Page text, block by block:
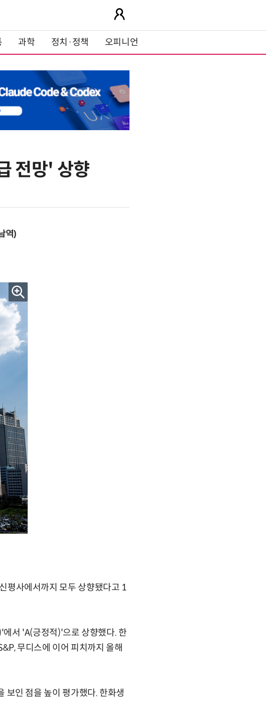
과학 정치·정책 오피니언
전망' 상향
역)
평사에서까지 모두 상향됐다고 1
서 'A(긍정적)'으로 상향했다. 한
무디스에 이어 피치까지 올해
보인 점을 높이 평가했다. 한화생